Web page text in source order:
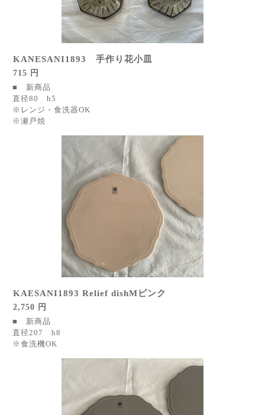
KANESANI1893 手作り花小皿
715 円
■ 新商品
直径80 h5
※レンジ・食洗器OK
※瀬戸焼
KAESANI1893 Relief dishMピンク
2,750 円
■ 新商品
直径207 h8
※食洗機OK